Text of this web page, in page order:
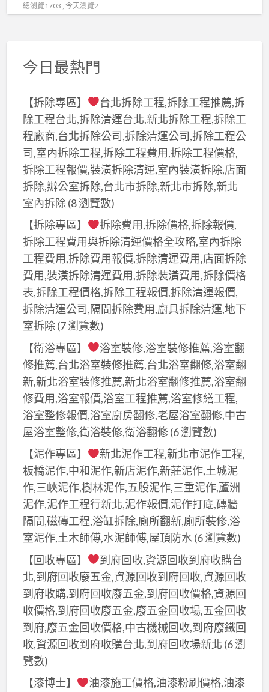
總瀏覽1703 , 今天瀏覽2
今日最熱門
【拆除專區】
台北拆除工程,拆除工程推薦,拆
除工程台北,拆除清運台北,新北拆除工程,拆除工
程廠商,台北拆除公司,拆除清運公司,拆除工程公
司,室內拆除工程,拆除工程費用,拆除工程價格,
拆除工程報價,裝潢拆除清運,室內裝潢拆除,店面
拆除,辦公室拆除,台北市拆除,新北市拆除,新北
室內拆除(8 瀏覽數)
【拆除專區】
拆除費用,拆除價格,拆除報價,
拆除工程費用與拆除清運價格全攻略,室內拆除
工程費用,拆除費用報價,拆除清運費用,店面拆除
費用,裝潢拆除清運費用,拆除裝潢費用,拆除價格
表,拆除工程價格,拆除工程報價,拆除清運報價,
拆除清運公司,隔間拆除費用,廚具拆除清運,地下
室拆除(7 瀏覽數)
【衛浴專區】
浴室裝修,浴室裝修推薦,浴室翻
修推薦,台北浴室裝修推薦,台北浴室翻修,浴室翻
新,新北浴室裝修推薦,新北浴室翻修推薦,浴室翻
修費用,浴室報價,浴室工程推薦,浴室修繕工程,
浴室整修報價,浴室廚房翻修,老屋浴室翻修,中古
屋浴室整修,衛浴裝修,衛浴翻修(6 瀏覽數)
【泥作專區】
新北泥作工程,新北市泥作工程,
板橋泥作,中和泥作,新店泥作,新莊泥作,土城泥
作,三峽泥作,樹林泥作,五股泥作,三重泥作,蘆洲
泥作,泥作工程行新北,泥作報價,泥作打底,磚牆
隔間,磁磚工程,浴缸拆除,廁所翻新,廁所裝修,浴
室泥作,土木師傅,水泥師傅,屋頂防水(6 瀏覽數)
【回收專區】
到府回收,資源回收到府收購台
北,到府回收廢五金,資源回收到府回收,資源回收
到府收購,到府回收廢五金,到府回收價格,資源回
收價格,到府回收廢五金,廢五金回收場,五金回收
到府,廢五金回收價格,中古機械回收,到府廢鐵回
收,資源回收到府收購台北,到府回收場新北 (6 瀏
覽數)
【漆博士】
油漆施工價格,油漆粉刷價格,油漆